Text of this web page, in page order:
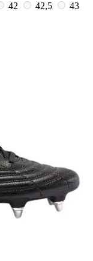
42 42,5
43